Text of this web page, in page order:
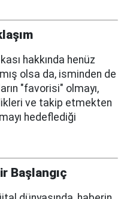
hakkında henüz
olsa da, isminden de
"favorisi" olmayı,
ve takip etmekten
hedeflediği
Başlangıç